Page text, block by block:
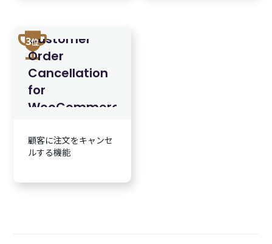
trophy
3位
Customer
Order
Cancellation
for
WooCommerce
顧客に注文をキャンセ
ルする機能